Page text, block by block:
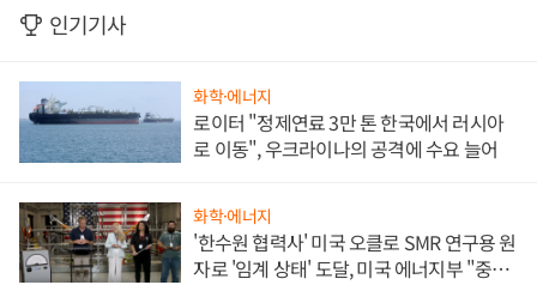
인기기사
화학·에너지
로이터 "정제연료 3만 톤 한국에서 러시아
로 이동", 우크라이나의 공격에 수요 늘어
화학·에너지
'한수원 협력사' 미국 오클로 SMR 연구용 원
자로 '임계 상태' 도달, 미국 에너지부 "중요